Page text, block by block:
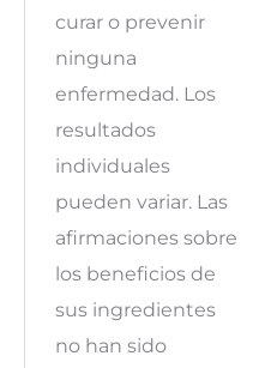
curar o prevenir
ninguna
enfermedad. Los
resultados
individuales
pueden variar. Las
afirmaciones sobre
los beneficios de
sus ingredientes
no han sido